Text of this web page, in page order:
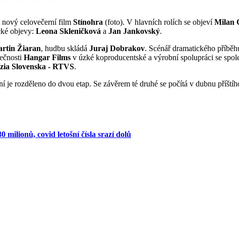
celovečerní film Stínohra (foto). V hlavních rolích se objevíMilan
objevy: Leona Skleničková a Jan Jankovský.
Žiaran, hudbu skládá Juraj Dobrakov. Scénář dramatického
Hangar Films v úzké koproducentské a výrobní spolupráci se
Slovenska - RTVS.
je rozděleno do dvou etap. Se závěrem té druhé se počítá v dubnu
milionů, covid letošní čísla srazí dolů